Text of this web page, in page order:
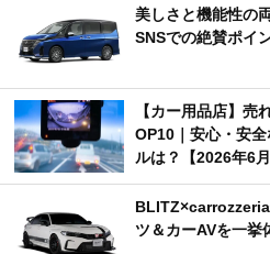
美しさと機能性の
SNSでの絶賛ポイ
【カー用品店】売
OP10｜安心・安
ルは？【2026年6月
ツ＆カーAVを一挙